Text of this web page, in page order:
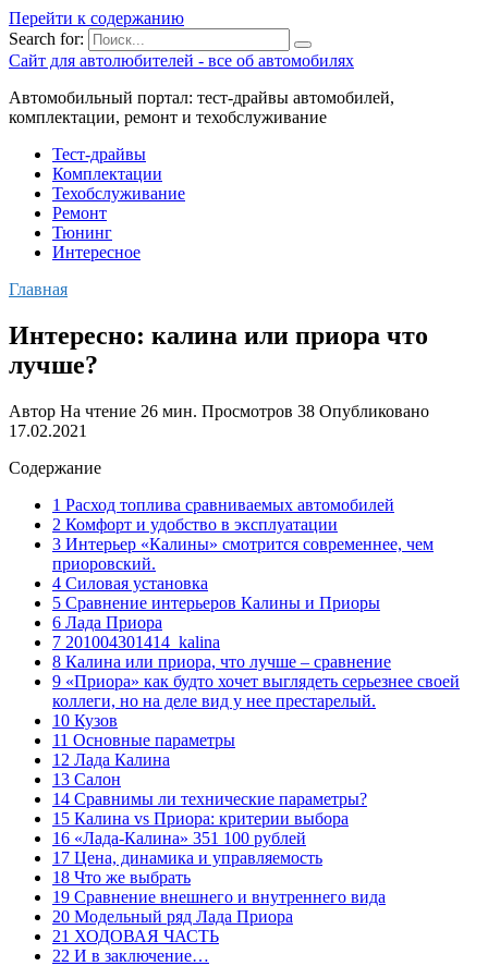
Перейти к содержанию
Search for:
Сайт для автолюбителей - все об автомобилях
Автомобильный портал: тест-драйвы автомобилей,
комплектации, ремонт и техобслуживание
Тест-драйвы
Комплектации
Техобслуживание
Ремонт
Тюнинг
Интересное
Главная
Интересно: калина или приора что
лучше?
Автор На чтение 26 мин. Просмотров 38 Опубликовано
17.02.2021
Содержание
1 Расход топлива сравниваемых автомобилей
2 Комфорт и удобство в эксплуатации
3 Интерьер «Калины» смотрится современнее, чем
приоровский.
4 Силовая установка
5 Сравнение интерьеров Калины и Приоры
6 Лада Приора
7 201004301414_kalina
8 Калина или приора, что лучше – сравнение
9 «Приора» как будто хочет выглядеть серьезнее своей
коллеги, но на деле вид у нее престарелый.
10 Кузов
11 Основные параметры
12 Лада Калина
13 Салон
14 Сравнимы ли технические параметры?
15 Калина vs Приора: критерии выбора
16 «Лада-Калина» 351 100 рублей
17 Цена, динамика и управляемость
18 Что же выбрать
19 Сравнение внешнего и внутреннего вида
20 Модельный ряд Лада Приора
21 ХОДОВАЯ ЧАСТЬ
22 И в заключение…